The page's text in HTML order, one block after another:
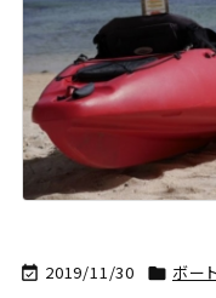
 2019/11/30  ボー